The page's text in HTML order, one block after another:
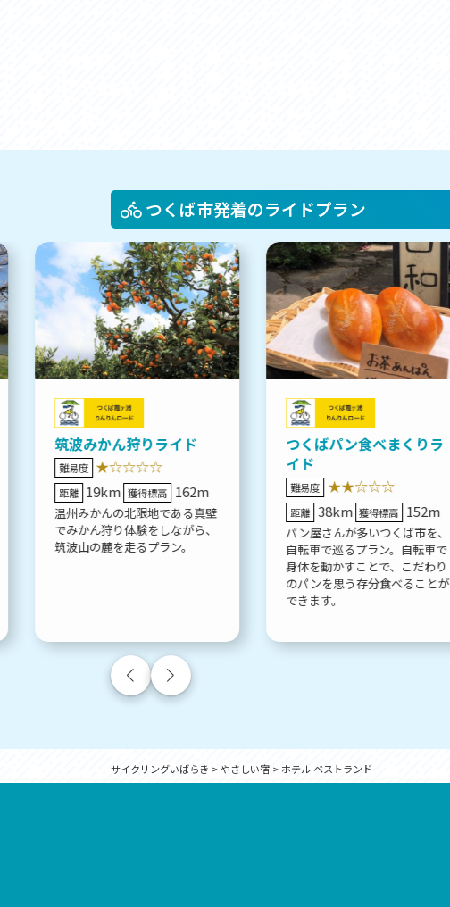
つくば市発着のライドプラン
筑波みかん狩りライド
難易度 ★☆☆☆☆
距離 19km 獲得標高 162m
温州みかんの北限地である真壁
でみかん狩り体験をしながら、
筑波山の麓を走るプラン。
つくばパン食べまくりラ
イド
難易度 ★★☆☆☆
距離 38km 獲得標高 152m
パン屋さんが多いつくば市を、
自転車で巡るプラン。自転車で
身体を動かすことで、こだわり
のパンを思う存分食べることが
できます。
サイクリングいばらき >やさしい宿> ホテル ベストランド